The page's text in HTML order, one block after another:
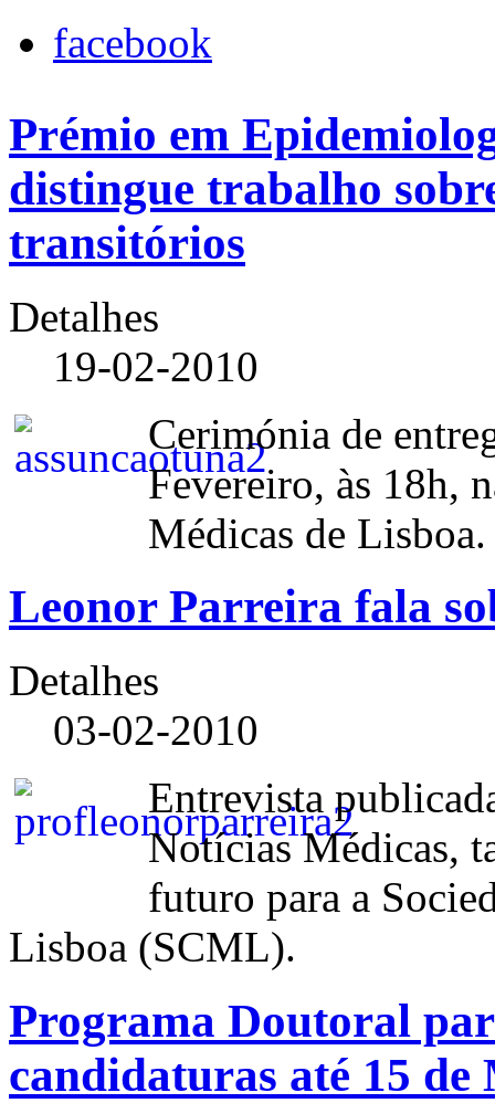
facebook
Prémio em
distingue trabalho
transitórios
Detalhes
19-02-2010
Cerimónia de
Fevereiro, às 18h,
Médicas de Lisboa.
Leonor Parreira fala
Detalhes
03-02-2010
Entrevista
Notícias Médicas,
futuro para a
Lisboa (SCML).
Programa Doutoral
candidaturas até 15 de